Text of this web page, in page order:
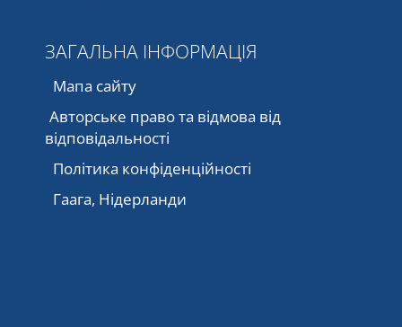
ЗАГАЛЬНА ІНФОРМАЦІЯ
Мапа сайту
Авторське право та відмова від
відповідальності
Політика конфіденційності
Гаага, Нідерланди